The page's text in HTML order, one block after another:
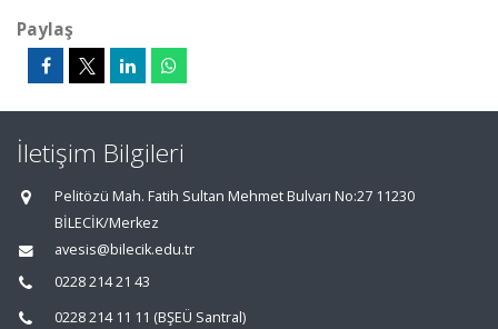
Paylaş
İletişim Bilgileri
Pelitözü Mah. Fatih Sultan Mehmet Bulvarı No:27 11230
BİLECİK/Merkez
avesis@bilecik.edu.tr
0228 214 21 43
0228 214 11 11 (BŞEÜ Santral)